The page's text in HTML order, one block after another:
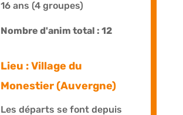
16 ans (4 groupes)
Nombre d'anim total : 12
Lieu : Village du
Monestier (Auvergne)
Les départs se font depuis